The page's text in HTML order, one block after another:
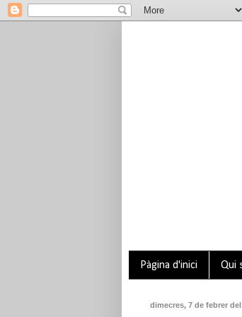
Pàgina d'inici Qui
dimecres, 7 de febrer del